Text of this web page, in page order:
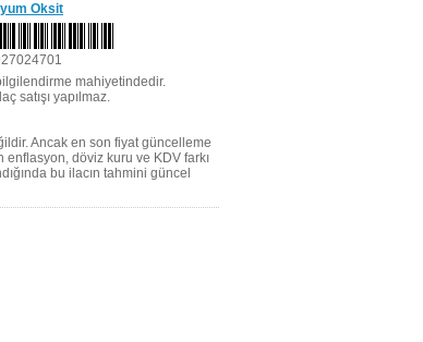
Oksit
mahiyetindedir.
satışı yapılmaz.
Ancak en son fiyat güncelleme
döviz kuru ve KDV farkı
bu ilacın tahmini güncel